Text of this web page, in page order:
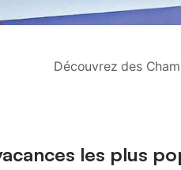
Découvrez des
les plus